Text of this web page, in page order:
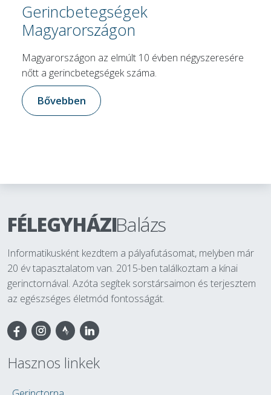
Gerincbetegségek
Magyarországon
Magyarországon az elmúlt 10 évben négyszeresére
nőtt a gerincbetegségek száma.
Bővebben
FÉLEGYHÁZIBalázs
Informatikusként kezdtem a pályafutásomat, melyben már
20 év tapasztalatom van. 2015-ben találkoztam a kínai
gerinctornával. Azóta segítek sorstársaimon és terjesztem
az egészséges életmód fontosságát.
Facebook
Hasznos linkek